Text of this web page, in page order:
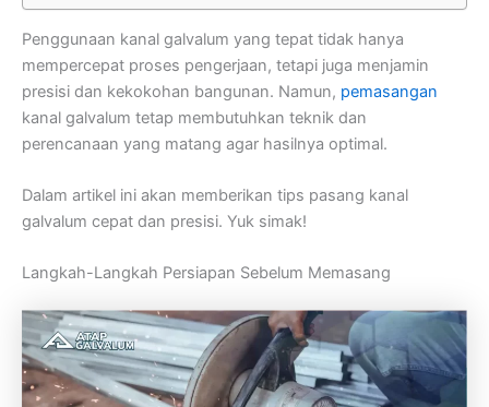
Penggunaan kanal galvalum yang tepat tidak hanya
mempercepat proses pengerjaan, tetapi juga menjamin
presisi dan kekokohan bangunan. Namun, pemasangan
kanal galvalum tetap membutuhkan teknik dan
perencanaan yang matang agar hasilnya optimal.
Dalam artikel ini akan memberikan tips pasang kanal
galvalum cepat dan presisi. Yuk simak!
Langkah-Langkah Persiapan Sebelum Memasang